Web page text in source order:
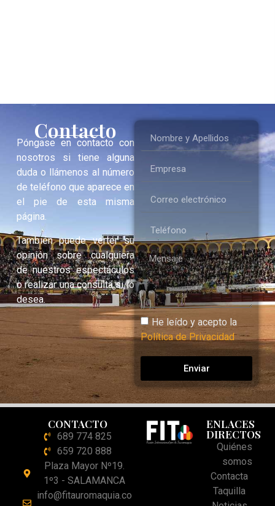
Contacto
Póngase en contacto con
nosotros si tiene alguna
duda o llámenos al número
de teléfono que aparece en
el pie de esta misma
página.
También puede verter su
opinión sobre cualquiera
de nuestros espectáculos
o realizar una consulta si lo
desea.
He leído y acepto la
Política de Privacidad
Enviar
CONTACTO
689 774 825
659 720 888
Plaza Mayor Nº19.
1º3 - SALAMANCA
info@fitauromaquia.co
ENLACES
DIRECTOS
Quiénes
somos
Contacta
Taquilla